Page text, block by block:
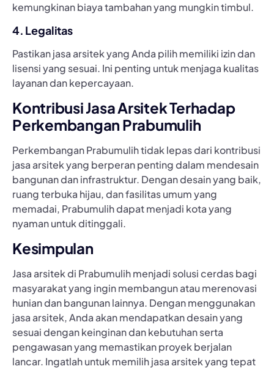
kemungkinan biaya tambahan yang mungkin timbul.
4. Legalitas
Pastikan jasa arsitek yang Anda pilih memiliki izin dan
lisensi yang sesuai. Ini penting untuk menjaga kualitas
layanan dan kepercayaan.
Kontribusi Jasa Arsitek Terhadap
Perkembangan Prabumulih
Perkembangan Prabumulih tidak lepas dari kontribusi
jasa arsitek yang berperan penting dalam mendesain
bangunan dan infrastruktur. Dengan desain yang baik,
ruang terbuka hijau, dan fasilitas umum yang
memadai, Prabumulih dapat menjadi kota yang
nyaman untuk ditinggali.
Kesimpulan
Jasa arsitek di Prabumulih menjadi solusi cerdas bagi
masyarakat yang ingin membangun atau merenovasi
hunian dan bangunan lainnya. Dengan menggunakan
jasa arsitek, Anda akan mendapatkan desain yang
sesuai dengan keinginan dan kebutuhan serta
pengawasan yang memastikan proyek berjalan
lancar. Ingatlah untuk memilih jasa arsitek yang tepat